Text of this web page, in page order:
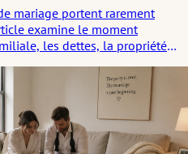
mariage portent rarement
examine le moment
les dettes, la propriété
devraient nommer avant
ne commencent.